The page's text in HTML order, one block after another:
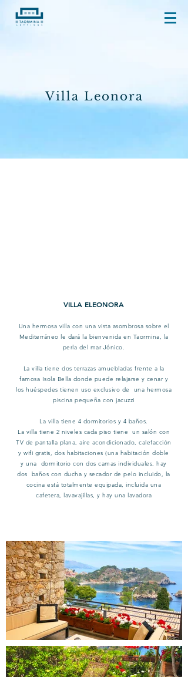
Villa Leonora
VILLA ELEONORA
Una hermosa villa con una vista asombrosa sobre el
Mediterráneo le dará la bienvenida en Taormina, la
perla del mar Jónico.
La villa tiene dos terrazas amuebladas frente a la
famosa Isola Bella donde puede relajarse y cenar y
los huéspedes tienen uso exclusivo de una hermosa
piscina pequeña con jacuzzi
La villa tiene 4 dormitorios y 4 baños.
La villa tiene 2 niveles cada piso tiene un salón con
TV de pantalla plana, aire acondicionado, calefacción
y wifi gratis, dos habitaciones (una habitación doble
y una dormitorio con dos camas individuales, hay
dos baños con ducha y secador de pelo incluido, la
cocina está totalmente equipada, incluida una
cafetera, lavavajillas, y hay una lavadora